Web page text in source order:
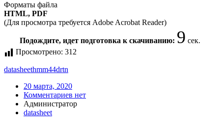
Форматы файла
HTML, PDF
(Для просмотра требуется Adobe Acrobat Reader)
Подождите, идет подготовка к скачиванию: 9 сек.
Просмотрено: 312
datasheethmm44drtn
20 марта, 2020
Комментариев нет
Администратор
datasheet